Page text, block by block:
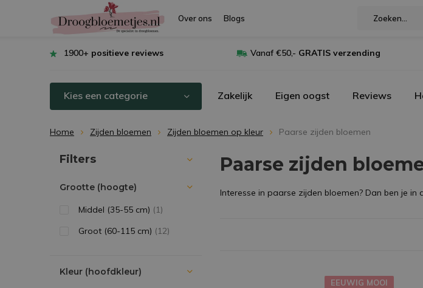
Over ons Blogs
1900+ positieve reviews Vanaf €50,- GRATIS verzending
Kies een categorie Zakelijk Eigen oogst Reviews
Home Zijden bloemen Zijden bloemen op kleur Paarse zijden bloemen
Paarse zijden
Interesse in paarse zijden bloemen? Dan ben je
EEUWIG MOOI
Sorteren op:
Filters
Grootte (hoogte)
Middel (35-55 cm) (1)
Groot (60-115 cm) (12)
Kleur (hoofdkleur)